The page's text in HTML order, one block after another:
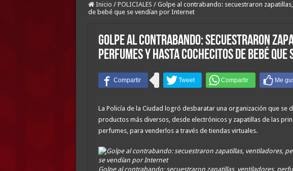
Inicio / POLICIALES / Golpe al contrabando: secuestraron
de bebé que se vendían por Internet
Golpe al contrabando: secuestraron
perfumes y hasta cochecitos de bebé
La Policía de la Ciudad logró desbaratar una organización que se
productos más diversos, desde electrónicos y zapatillas de las
perfumes, para venderlos a través de tiendas virtuales.
Golpe al contrabando: secuestraron zapatillas, ventiladores,